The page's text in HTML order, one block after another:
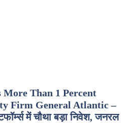
More Than 1 Percent
Firm General Atlantic –
में चौथा बड़ा निवेश, जनरल